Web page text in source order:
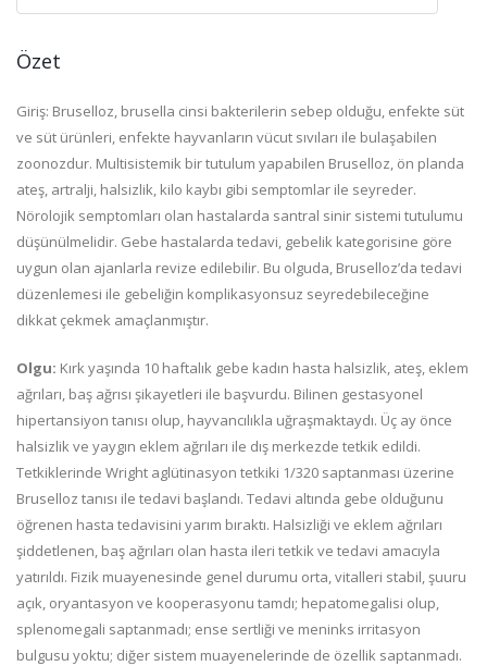
Özet
Giriş: Bruselloz, brusella cinsi bakterilerin sebep olduğu, enfekte süt
ve süt ürünleri, enfekte hayvanların vücut sıvıları ile bulaşabilen
zoonozdur. Multisistemik bir tutulum yapabilen Bruselloz, ön planda
ateş, artralji, halsizlik, kilo kaybı gibi semptomlar ile seyreder.
Nörolojik semptomları olan hastalarda santral sinir sistemi tutulumu
düşünülmelidir. Gebe hastalarda tedavi, gebelik kategorisine göre
uygun olan ajanlarla revize edilebilir. Bu olguda, Bruselloz’da tedavi
düzenlemesi ile gebeliğin komplikasyonsuz seyredebileceğine
dikkat çekmek amaçlanmıştır.
Olgu: Kırk yaşında 10 haftalık gebe kadın hasta halsizlik, ateş, eklem
ağrıları, baş ağrısı şikayetleri ile başvurdu. Bilinen gestasyonel
hipertansiyon tanısı olup, hayvancılıkla uğraşmaktaydı. Üç ay önce
halsizlik ve yaygın eklem ağrıları ile dış merkezde tetkik edildi.
Tetkiklerinde Wright aglütinasyon tetkiki 1/320 saptanması üzerine
Bruselloz tanısı ile tedavi başlandı. Tedavi altında gebe olduğunu
öğrenen hasta tedavisini yarım bıraktı. Halsizliği ve eklem ağrıları
şiddetlenen, baş ağrıları olan hasta ileri tetkik ve tedavi amacıyla
yatırıldı. Fizik muayenesinde genel durumu orta, vitalleri stabil, şuuru
açık, oryantasyon ve kooperasyonu tamdı; hepatomegalisi olup,
splenomegali saptanmadı; ense sertliği ve meninks irritasyon
bulgusu yoktu; diğer sistem muayenelerinde de özellik saptanmadı.